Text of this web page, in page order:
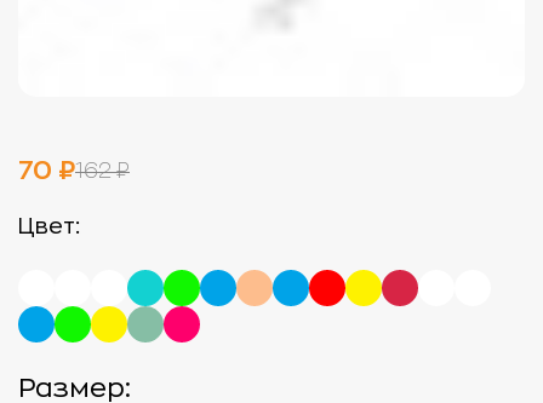
70 ₽162 ₽
Цвет:
Размер: